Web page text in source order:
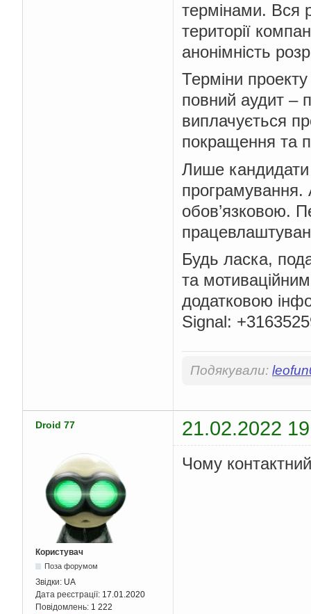
термінами. Вся
території
анонімність
Терміни
повний аудит –
виплачується
покращення та
Лише кандидати
програмування.
обов’язковою.
Будь ласка,
та
додатковою
Signal:
Подякували:
Droid 77 21.02.2022
Користувач
Поза форумом
Звідки: UA
Дата реєстрації: 17.01.2020
Повідомлень: 1 222
Чому